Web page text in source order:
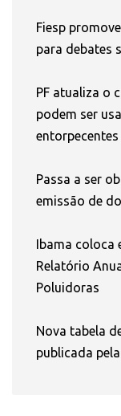
Fiesp
para debates
PF atualiza o
podem ser
entorpecentes
Passa a ser
emissão de
Ibama coloca
Relatório
Poluidoras
Nova tabela
publicada